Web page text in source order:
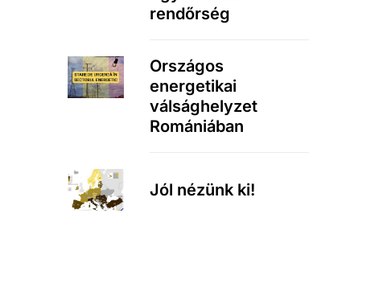
rendőrség
Országos
energetikai
válsághelyzet
Romániában
Jól nézünk ki!